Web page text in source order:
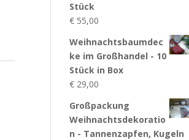
Stück
€ 55,00
Weihnachtsbaumdec
ke im Großhandel - 10
Stück in Box
€ 29,00
Großpackung
Weihnachtsdekoratio
n - Tannenzapfen, Kugeln